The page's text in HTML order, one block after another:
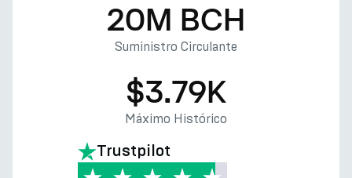
20M BCH
Suministro Circulante
$3.79K
Máximo Histórico
Trustpilot